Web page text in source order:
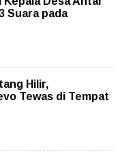
Suara pada
Hilir,
Tewas di Tempat